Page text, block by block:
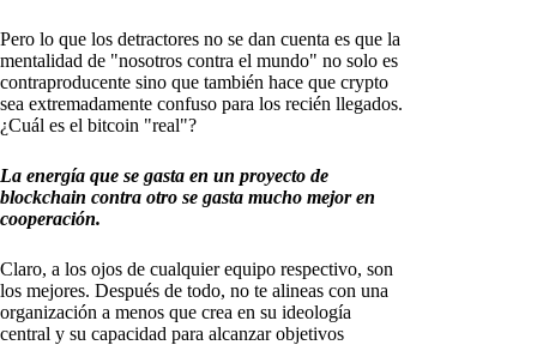
Pero lo que los detractores no se dan cuenta es que la
mentalidad de "nosotros contra el mundo" no solo es
contraproducente sino que también hace que crypto
sea extremadamente confuso para los recién llegados.
¿Cuál es el bitcoin "real"?
La energía que se gasta en un proyecto de
blockchain contra otro se gasta mucho mejor en
cooperación.
Claro, a los ojos de cualquier equipo respectivo, son
los mejores. Después de todo, no te alineas con una
organización a menos que crea en su ideología
central y su capacidad para alcanzar objetivos